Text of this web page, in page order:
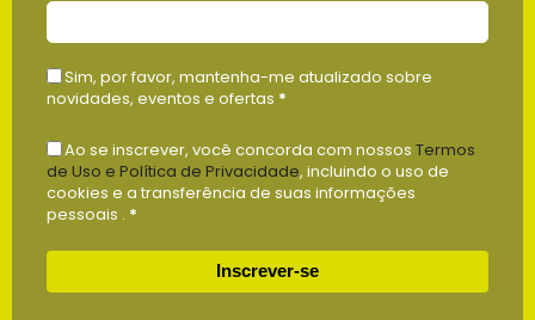
Sim, por favor, mantenha-me atualizado sobre
novidades, eventos e ofertas *
Ao se inscrever, você concorda com nossos Termos
de Uso e Política de Privacidade, incluindo o uso de
cookies e a transferência de suas informações
pessoais . *
Inscrever-se